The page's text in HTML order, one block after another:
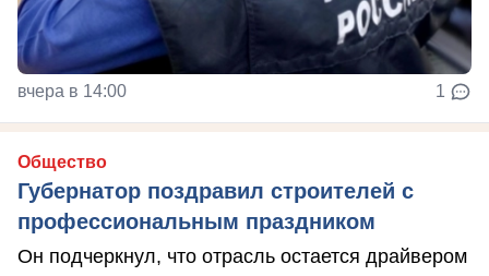
вчера в 14:00 1
Общество
Губернатор поздравил строителей с
профессиональным праздником
Он подчеркнул, что отрасль остается драйвером